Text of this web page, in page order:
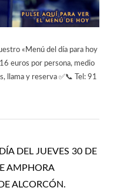
«Menú del día para hoy
euros por persona, medio
llama y reserva ✅📞 Tel: 91
DEL JUEVES 30 DE
AMPHORA
ALCORCÓN.